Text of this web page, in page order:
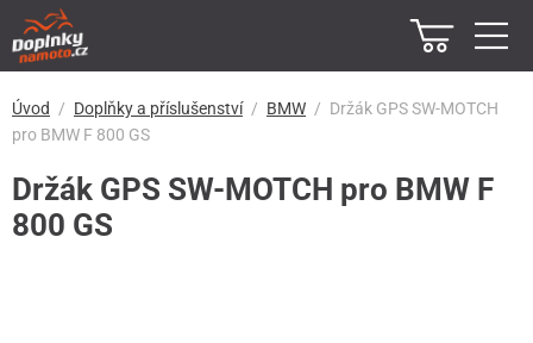
Úvod Doplňky a příslušenství BMW
Držák GPS SW-MOTCH
pro BMW F 800 GS
Držák GPS SW-MOTCH pro BMW F
800 GS